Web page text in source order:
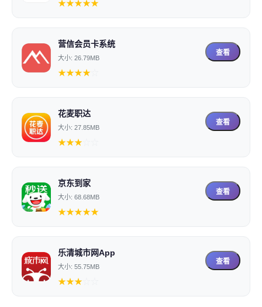
★★★★★
营信会员卡系统
大小: 26.79MB
★★★★
查看
花麦职达
大小: 27.85MB
★★★
查看
京东到家
大小: 68.68MB
★★★★★
查看
乐清城市网App
大小: 55.75MB
★★★
查看